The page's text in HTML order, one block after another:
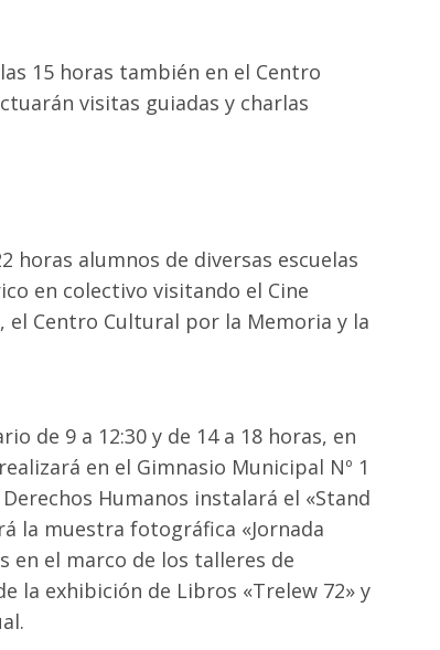
15 horas también en el Centro
visitas guiadas y charlas
horas alumnos de diversas escuelas
en colectivo visitando el Cine
el Centro Cultural por la Memoria y la
de 9 a 12:30 y de 14 a 18 horas, en
en el Gimnasio Municipal Nº 1
Humanos instalará el «Stand
la muestra fotográfica «Jornada
en el marco de los talleres de
la exhibición de Libros «Trelew 72» y